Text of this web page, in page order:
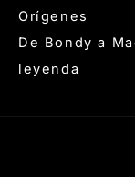
Orígenes
De Bondy a
leyenda